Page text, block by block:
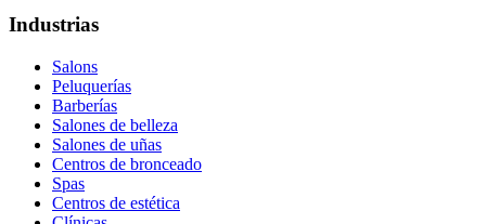
Industrias
Salons
Peluquerías
Barberías
Salones de belleza
Salones de uñas
Centros de bronceado
Spas
Centros de estética